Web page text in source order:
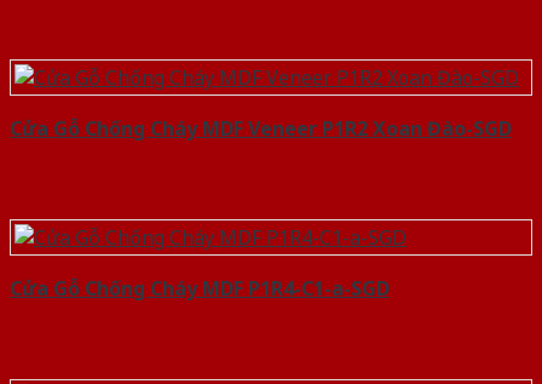
Cửa Gỗ Chống Cháy MDF Veneer P1R2 Xoan Đào-SGD
Cửa Gỗ Chống Cháy MDF P1R4-C1-a-SGD